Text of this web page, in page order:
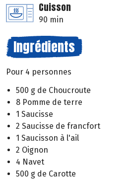
Cuisson
90 min
Ingrédients
Pour 4 personnes
500 g de Choucroute
8 Pomme de terre
1 Saucisse
2 Saucisse de francfort
1 Saucisson à l'ail
2 Oignon
4 Navet
500 g de Carotte